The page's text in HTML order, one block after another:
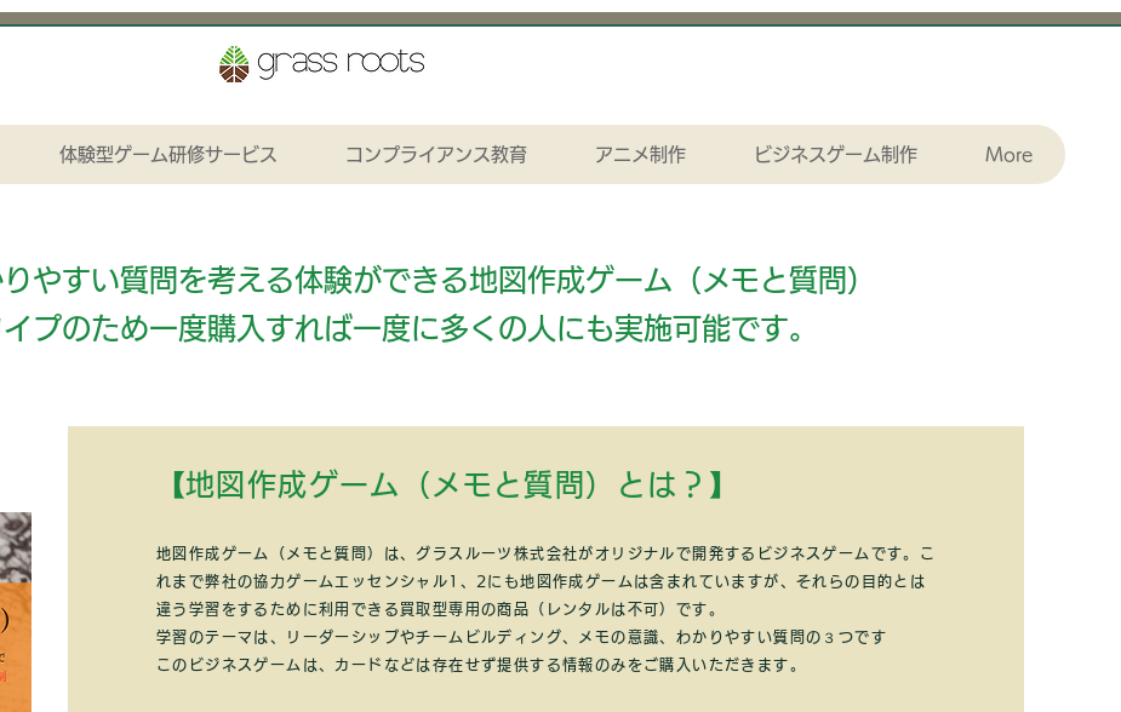
体験型ゲーム研修サービス コンプライアンス教育 アニメ制作 ビジネスゲーム制作 More
やすい質問を考える体験ができる地図作成ゲーム（メモと質問）
プのため一度購入すれば一度に多くの人にも実施可能です。
​【地図作成ゲーム（メモと質問）とは？ 】
地図作成ゲーム（メモと質問）は、グラスルーツ株式会社がオリジナルで開発するビジネスゲームです。こ
れまで弊社の協力ゲームエッセンシャル1、2にも地図作成ゲームは含まれていますが、それらの目的とは
違う学習をするために利用できる買取型専用の商品（レンタルは不可）です。
学習のテーマは、リーダーシップやチームビルディング、メモの意識、わかりやすい質問の３つです
このビジネスゲームは、カードなどは存在せず提供する情報のみをご購入いただきます。